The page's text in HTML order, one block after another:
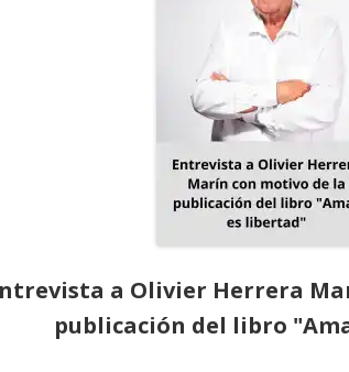
a Olivier Herrera
publicación del libro